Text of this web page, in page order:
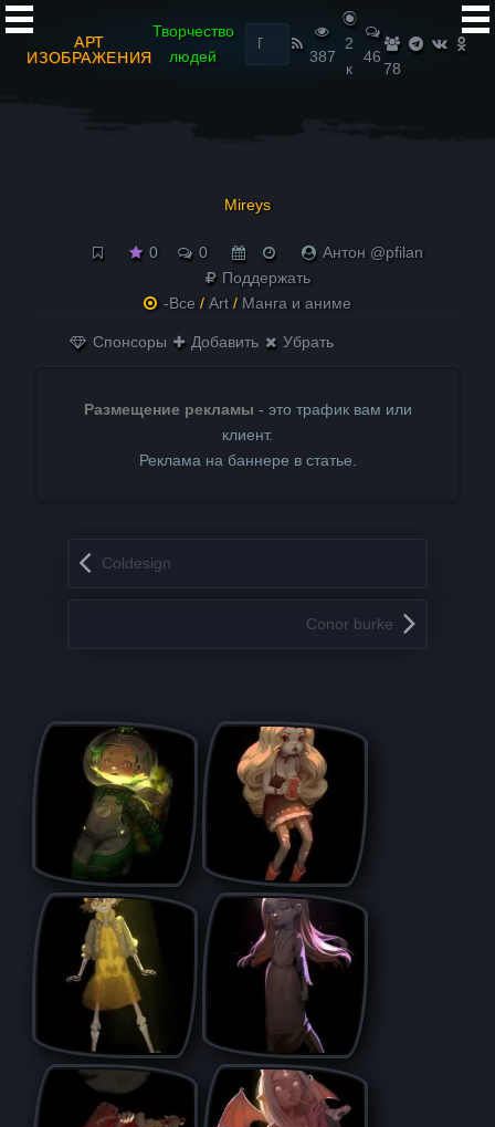
АРТ
ИЗОБРАЖЕНИЯ
Творчество
людей
Найти:
387
2
к
46
78
Mireys
0 0
Антон @pfilan
Поддержать
-Все / Art / Манга и аниме
Спонсоры Добавить Убрать
Размещение рекламы - это трафик вам или
клиент.
Реклама на баннере в статье.
Запись навигация
Coldesign
Conor burke